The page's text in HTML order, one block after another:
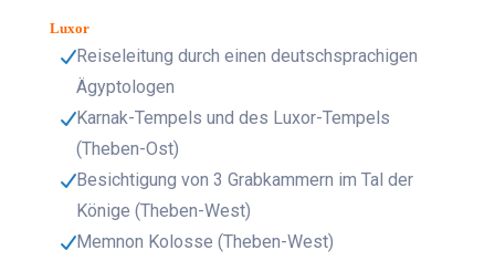
Luxor
Reiseleitung durch einen deutschsprachigen
Ägyptologen
Karnak-Tempels und des Luxor-Tempels
(Theben-Ost)
Besichtigung von 3 Grabkammern im Tal der
Könige (Theben-West)
Memnon Kolosse (Theben-West)